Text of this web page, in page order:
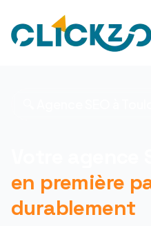
en première
durablement